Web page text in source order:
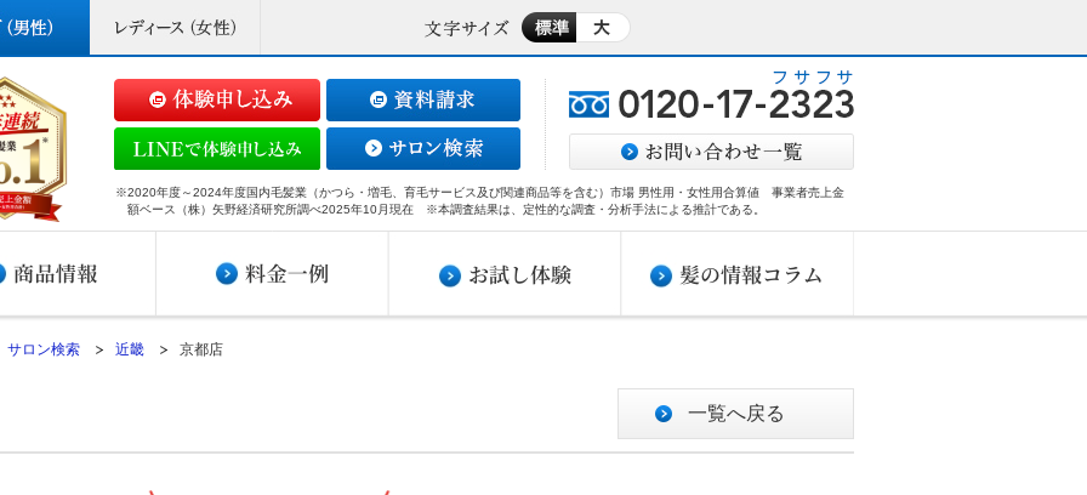
※2020年度～2024年度国内毛髪業（かつら・増毛、育毛サービス及び関連商品等を含む）市場 男性用・女性用合算値 事業者売上金
額ベース（株）矢野経済研究所調べ2025年10月現在 ※本調査結果は、定性的な調査・分析手法による推計である。​
サロン検索 近畿 京都店
一覧へ戻る